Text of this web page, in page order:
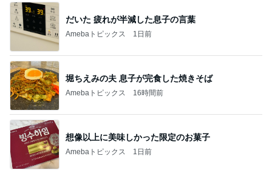
だいた 疲れが半減した息子の言葉
Amebaトピックス 1日前
堀ちえみの夫 息子が完食した焼きそば
Amebaトピックス 16時間前
想像以上に美味しかった限定のお菓子
Amebaトピックス 1日前